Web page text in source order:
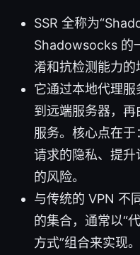
SSR 全称为
Shadowsocks 的
淆和抗检测能力的
它通过本地代理
到远端服务器，
服务。核心点在
请求的隐私、提
的风险。
与传统的 VPN 不
的集合，通常以“
方式”组合来实现